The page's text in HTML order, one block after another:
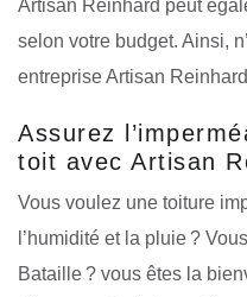
Artisan Reinhard peut
selon votre budget. Ainsi,
entreprise Artisan
Assurez
toit avec Artisan
Vous voulez une toiture
l’humidité et la pluie ?
Bataille ? vous êtes la